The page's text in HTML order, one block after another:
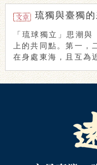
琉獨與臺獨
「琉球獨立」思潮
上的共同點。第一，
在身處東海，且互為